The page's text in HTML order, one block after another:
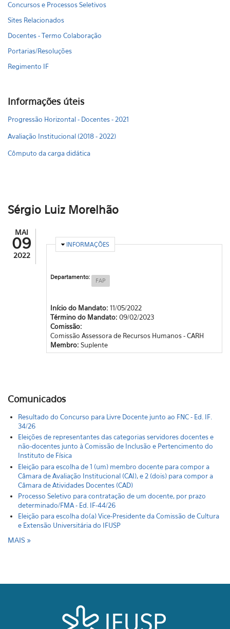
Concursos e Processos Seletivos
Sites Relacionados
Docentes - Termo Colaboração
Portarias/Resoluções
Regimento IF
Informações úteis
Progressão Horizontal - Docentes - 2021
Avaliação Institucional (2018 - 2022)
Cômputo da carga didática
Sérgio Luiz Morelhão
MAI
09
2022
OCULTAR
INFORMAÇÕES
Departamento: FAP
Início do Mandato: 11/05/2022
Término do Mandato: 09/02/2023
Comissão:
Comissão Assessora de Recursos Humanos - CARH
Membro: Suplente
Comunicados
Resultado do Concurso para Livre Docente junto ao FNC - Ed. IF.
34/26
Eleições de representantes das categorias servidores docentes e
não-docentes junto à Comissão de Inclusão e Pertencimento do
Instituto de Física
Eleição para escolha de 1 (um) membro docente para compor a
Câmara de Avaliação Institucional (CAI), e 2 (dois) para compor a
Câmara de Atividades Docentes (CAD)
Processo Seletivo para contratação de um docente, por prazo
determinado/FMA - Ed. IF-44/26
Eleição para escolha do(a) Vice-Presidente da Comissão de Cultura
e Extensão Universitária do IFUSP
MAIS